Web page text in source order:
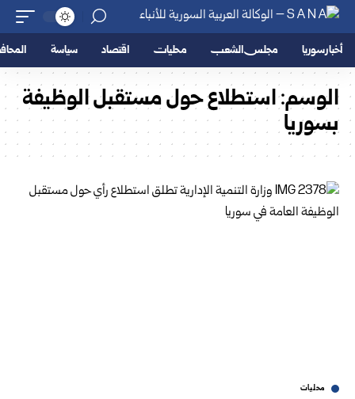
أخبار سوريا مجلس الشعب محليات اقتصاد سياسة
الوسم:استطلاع حول مستقبل الوظيفة
بسوريا
محليات